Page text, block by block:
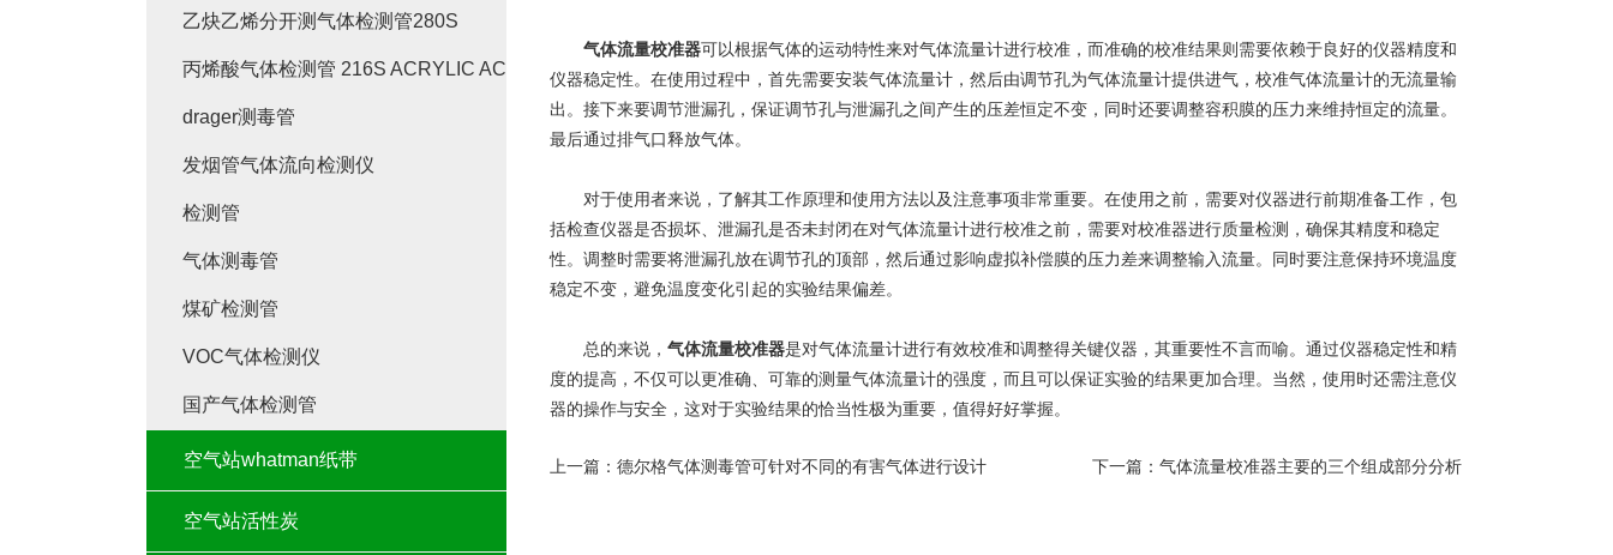
气体流量校准器可以根据气体的运动特性来对气体流量计进行校准，而准确的校准结果则需要依赖于良好的仪器精度和
仪器稳定性。在使用过程中，首先需要安装气体流量计，然后由调节孔为气体流量计提供进气，校准气体流量计的无流量输
出。接下来要调节泄漏孔，保证调节孔与泄漏孔之间产生的压差恒定不变，同时还要调整容积膜的压力来维持恒定的流量。
最后通过排气口释放气体。
对于使用者来说，了解其工作原理和使用方法以及注意事项非常重要。在使用之前，需要对仪器进行前期准备工作，包
括检查仪器是否损坏、泄漏孔是否未封闭在对气体流量计进行校准之前，需要对校准器进行质量检测，确保其精度和稳定
性。调整时需要将泄漏孔放在调节孔的顶部，然后通过影响虚拟补偿膜的压力差来调整输入流量。同时要注意保持环境温度
稳定不变，避免温度变化引起的实验结果偏差。
总的来说， 气体流量校准器是对气体流量计进行有效校准和调整得关键仪器，其重要性不言而喻。通过仪器稳定性和精
度的提高，不仅可以更准确、可靠的测量气体流量计的强度，而且可以保证实验的结果更加合理。当然，使用时还需注意仪
器的操作与安全，这对于实验结果的恰当性极为重要，值得好好掌握。
下一篇： 气体流量校准器主要的三个组成部分分析
上一篇： 德尔格气体测毒管可针对不同的有害气体进行设计
乙炔乙烯分开测气体检测管280S
丙烯酸气体检测管 216S ACRYLIC ACID
drager测毒管
发烟管气体流向检测仪
检测管
气体测毒管
煤矿检测管
VOC气体检测仪
国产气体检测管
空气站whatman纸带
空气站活性炭